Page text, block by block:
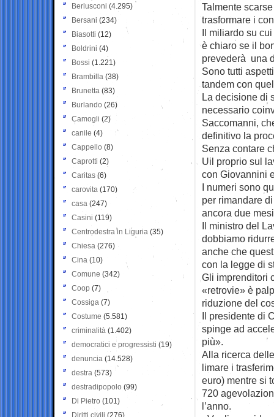
Talmente
trasformare i
Il miliardo su
è chiaro se il
prevederà una
Sono tutti
tandem con
La decisione di
necessario
Saccomanni,
definitivo la
Senza contare
Uil proprio sul
con Giovannini
I numeri sono
per rimandare
ancora due
Il ministro del
dobbiamo
anche che
con la legge di
Gli imprenditori
«retrovie» è
riduzione del
Il presidente di
spinge ad
più».
Alla ricerca
limare i
euro) mentre si
720
l’anno.
Berlusconi (4.295)
Bersani (234)
Biasotti (12)
Boldrini (4)
Bossi (1.221)
Brambilla (38)
Brunetta (83)
Burlando (26)
Camogli (2)
canile (4)
Cappello (8)
Caprotti (2)
Caritas (6)
carovita (170)
casa (247)
Casini (119)
Centrodestra in Liguria (35)
Chiesa (276)
Cina (10)
Comune (342)
Coop (7)
Cossiga (7)
Costume (5.581)
criminalità (1.402)
democratici e progressisti (19)
denuncia (14.528)
destra (573)
destradipopolo (99)
Di Pietro (101)
Diritti civili (276)